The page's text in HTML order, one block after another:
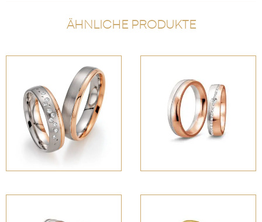
ÄHNLICHE PRODUKTE